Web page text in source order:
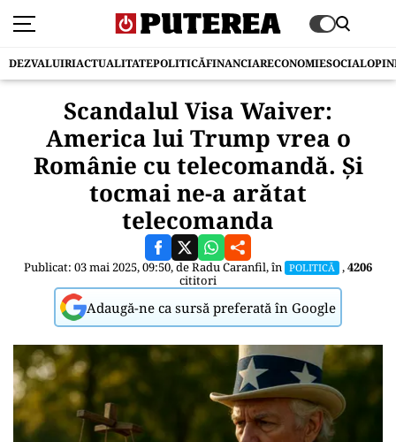
DEZVALUIRIACTUALITATEPOLITICĂFINANCIARECONOMIESOCIAL
Scandalul Visa Waiver:
America lui Trump vrea o
Românie cu telecomandă. Și
tocmai ne-a arătat
telecomanda
Publicat: 03 mai 2025, 09:50, deRadu Caranfil, în POLITICĂ ,4206
cititori
Adaugă-ne ca sursă preferată în Google